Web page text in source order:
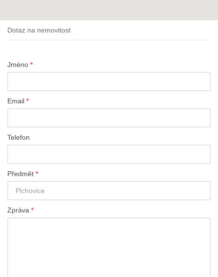
Dotaz na nemovitost
Jméno *
Email *
Telefon
Předmět *
Zpráva *